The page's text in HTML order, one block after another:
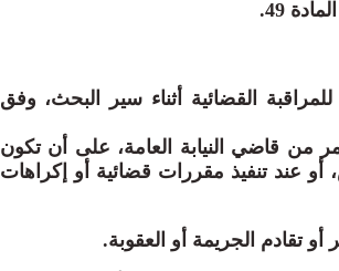
القضائية أثناء سير البحث، وفق
من قاضي النيابة العامة، على أن تكون
أو عند تنفيذ مقررات قضائية أو إكراهات
تقادم الجريمة أو العقوبة.